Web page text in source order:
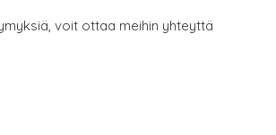
voit ottaa meihin yhteyttä